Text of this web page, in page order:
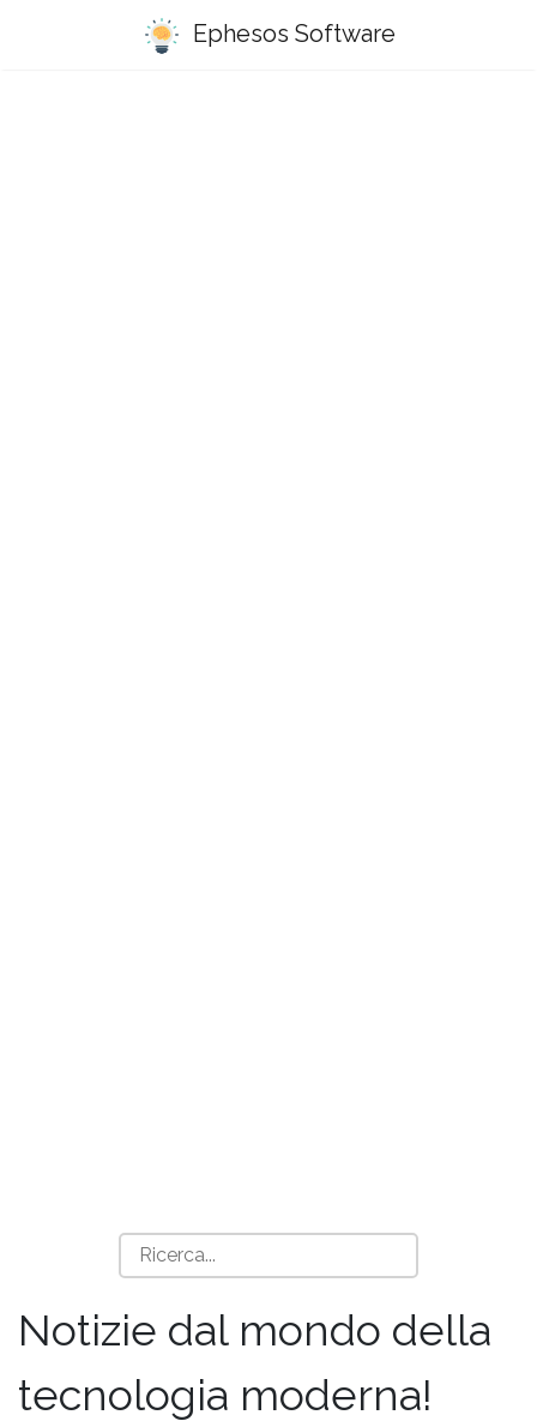
Ephesos Software
Notizie dal mondo della
tecnologia moderna!